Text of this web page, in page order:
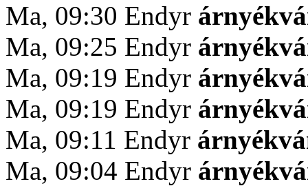
Ma, 09:30 Endyr
Ma, 09:25 Endyr
Ma, 09:19 Endyr
Ma, 09:19 Endyr
Ma, 09:11 Endyr
Ma, 09:04 Endyr